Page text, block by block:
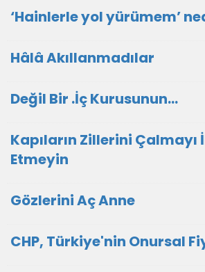
‘Hainlerle yol yürümem’
Hâlâ Akıllanmadılar
Değil Bir .İç Kurusunun…
Kapıların Zillerini Çalmayı
Etmeyin
Gözlerini Aç Anne
CHP, Türkiye'nin Onursal